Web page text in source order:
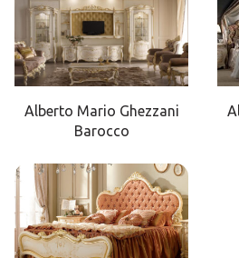
Alberto Mario Ghezzani
Barocco